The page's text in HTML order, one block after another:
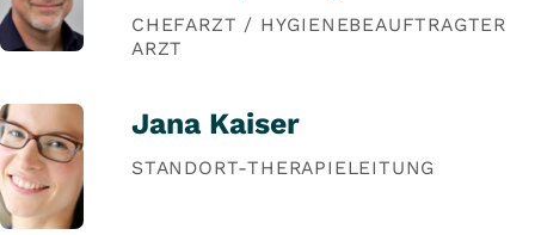
CHEFARZT / HYGIENEBEAUFTRAGTER
ARZT
Jana Kaiser
STANDORT-THERAPIELEITUNG